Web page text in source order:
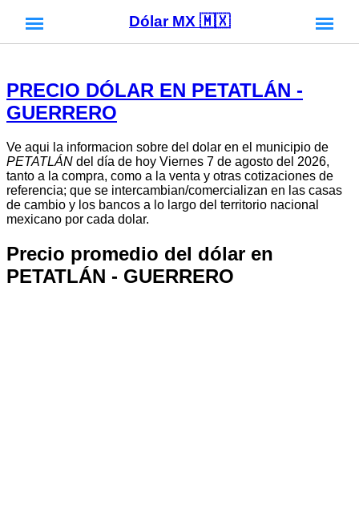
Dólar MX 🇲🇽
PRECIO DÓLAR EN PETATLÁN -
GUERRERO
Ve aqui la informacion sobre del dolar en el municipio de
PETATLÁN del día de hoy Viernes 7 de agosto del 2026,
tanto a la compra, como a la venta y otras cotizaciones de
referencia; que se intercambian/comercializan en las casas
de cambio y los bancos a lo largo del territorio nacional
mexicano por cada dolar.
Precio promedio del dólar en
PETATLÁN - GUERRERO